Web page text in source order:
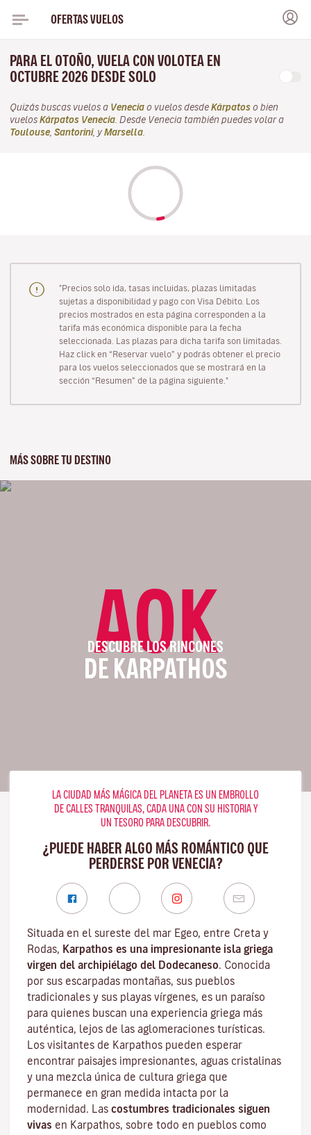
OFERTAS VUELOS
PARA EL OTOÑO, VUELA CON VOLOTEA EN
OCTUBRE 2026 DESDE SOLO
Quizás buscas vuelos a Venecia o vuelos desde Kárpatos o bien
vuelos Kárpatos Venecia . Desde Venecia también puedes volar a
Toulouse Santorini, y Marsella
"Precios solo ida, tasas incluidas, plazas limitadas
sujetas a disponibilidad y pago con Visa Débito. Los
precios mostrados en esta página corresponden a la
tarifa más económica disponible para la fecha
seleccionada. Las plazas para dicha tarifa son limitadas.
Haz click en “Reservar vuelo” y podrás obtener el precio
para los vuelos seleccionados que se mostrará en la
sección “Resumen” de la página siguiente."
MÁS SOBRE TU DESTINO
AOK
DESCUBRE LOS RINCONES
DE KARPATHOS
LA CIUDAD MÁS MÁGICA DEL PLANETA ES UN EMBROLLO
DE CALLES TRANQUILAS, CADA UNA CON SU HISTORIA Y
UN TESORO PARA DESCUBRIR.
¿PUEDE HABER ALGO MÁS ROMÁNTICO QUE
PERDERSE POR VENECIA?
Situada en el sureste del mar Egeo, entre Creta y
Rodas, Karpathos es una impresionante isla griega
virgen del archipiélago del Dodecaneso. Conocida
por sus escarpadas montañas, sus pueblos
tradicionales y sus playas vírgenes, es un paraíso
para quienes buscan una experiencia griega más
auténtica, lejos de las aglomeraciones turísticas.
Los visitantes de Karpathos pueden esperar
encontrar paisajes impresionantes, aguas cristalinas
y una mezcla única de cultura griega que
permanece en gran medida intacta por la
modernidad. Las costumbres tradicionales siguen
vivas en Karpathos, sobre todo en pueblos como